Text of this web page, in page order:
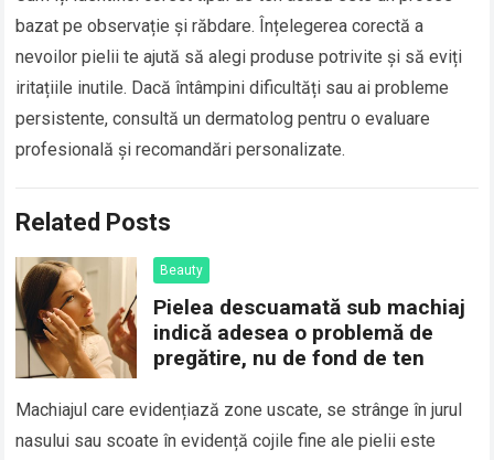
bazat pe observație și răbdare. Înțelegerea corectă a
nevoilor pielii te ajută să alegi produse potrivite și să eviți
iritațiile inutile. Dacă întâmpini dificultăți sau ai probleme
persistente, consultă un dermatolog pentru o evaluare
profesională și recomandări personalizate.
Related Posts
Beauty
Pielea descuamată sub machiaj
indică adesea o problemă de
pregătire, nu de fond de ten
Machiajul care evidențiază zone uscate, se strânge în jurul
nasului sau scoate în evidență cojile fine ale pielii este